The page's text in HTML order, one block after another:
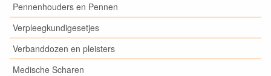
Pennenhouders en Pennen
Verpleegkundigesetjes
Verbanddozen en pleisters
Medische Scharen